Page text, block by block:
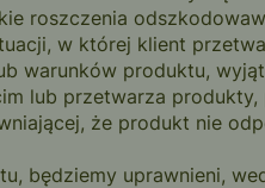
roszczenia
w której klient
warunków produktu,
lub przetwarza
że produkt nie
będziemy uprawnieni,